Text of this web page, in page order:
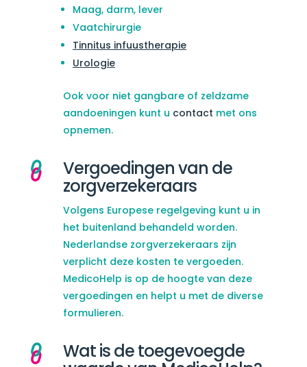
Maag, darm, lever
Vaatchirurgie
Tinnitus infuustherapie
Urologie
Ook voor niet gangbare of zeldzame
aandoeningen kunt u contact met ons
opnemen.
Vergoedingen van de
zorgverzekeraars
Volgens Europese regelgeving kunt u in
het buitenland behandeld worden.
Nederlandse zorgverzekeraars zijn
verplicht deze kosten te vergoeden.
MedicoHelp is op de hoogte van deze
vergoedingen en helpt u met de diverse
formulieren.
Wat is de toegevoegde